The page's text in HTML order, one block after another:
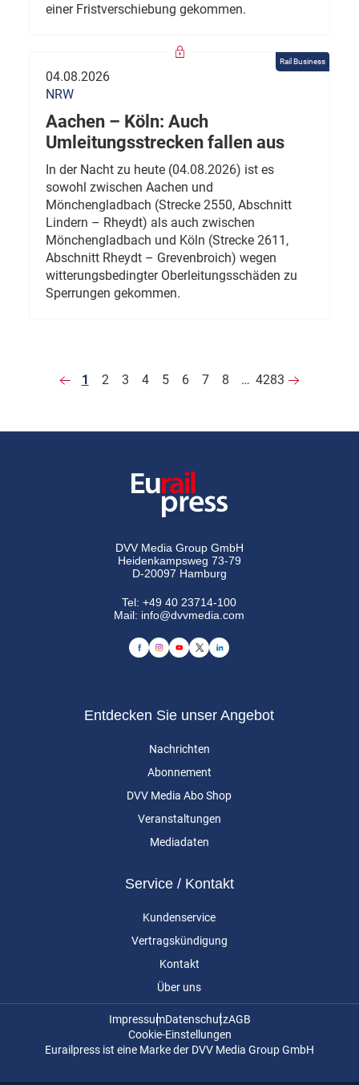
einer Fristverschiebung gekommen.
Rail Business
04.08.2026
NRW
Aachen – Köln: Auch
Umleitungsstrecken fallen aus
In der Nacht zu heute (04.08.2026) ist es
sowohl zwischen Aachen und
Mönchengladbach (Strecke 2550, Abschnitt
Lindern – Rheydt) als auch zwischen
Mönchengladbach und Köln (Strecke 2611,
Abschnitt Rheydt – Grevenbroich) wegen
witterungsbedingter Oberleitungsschäden zu
Sperrungen gekommen.
1 2 3 4 5 6 7 8 … 4283
DVV Media Group GmbH
Heidenkampsweg 73-79
D-20097 Hamburg
Tel:+49 40 23714-100
Mail: info@dvvmedia.com
Entdecken Sie unser Angebot
Nachrichten
Abonnement
DVV Media Abo Shop
Veranstaltungen
Mediadaten
Service / Kontakt
Kundenservice
Vertragskündigung
Kontakt
Über uns
ImpressumDatenschutzAGB
Cookie-Einstellungen
Eurailpress ist eine Marke der DVV Media Group GmbH